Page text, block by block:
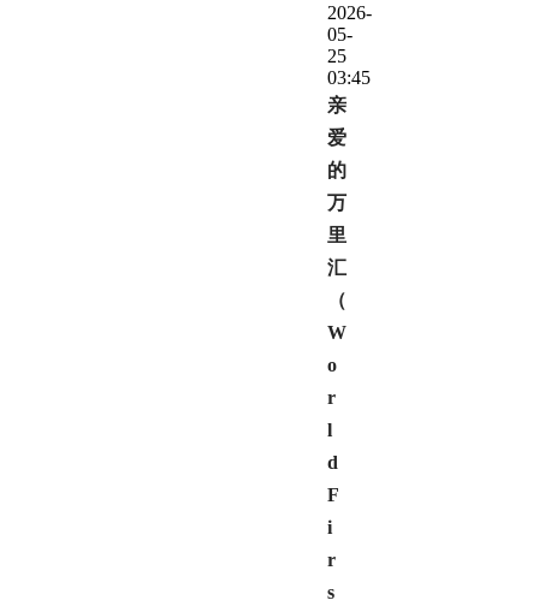
2026-
05-
25
03:45
亲
爱
的
万
里
汇
（
W
o
r
l
d
F
i
r
s